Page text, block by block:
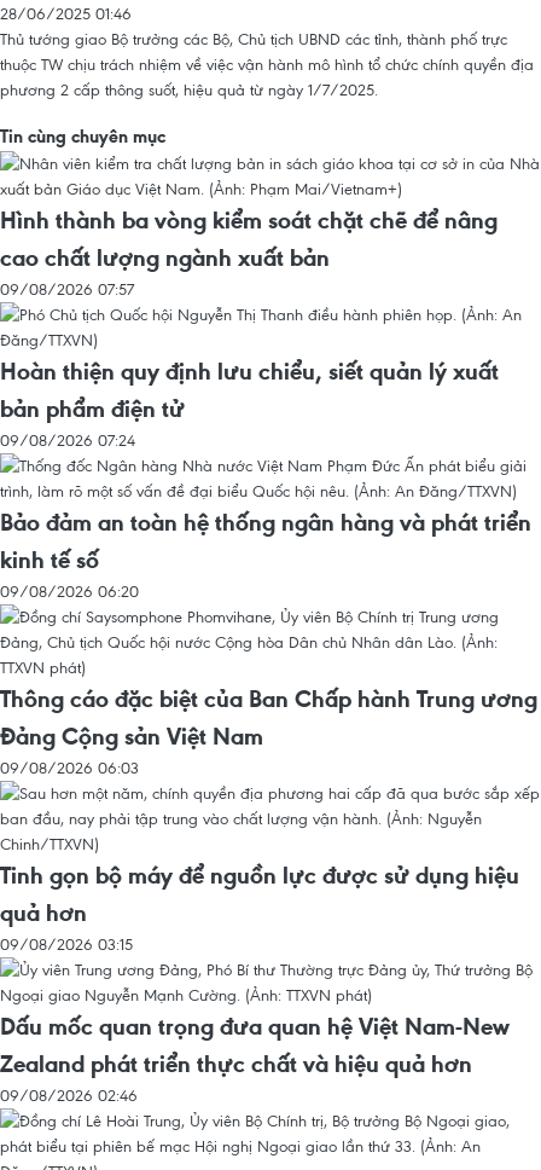
28/06/2025 01:46
Thủ tướng giao Bộ trưởng các Bộ, Chủ tịch UBND các tỉnh, thành phố trực
thuộc TW chịu trách nhiệm về việc vận hành mô hình tổ chức chính quyền địa
phương 2 cấp thông suốt, hiệu quả từ ngày 1/7/2025.
Tin cùng chuyên mục
Hình thành ba vòng kiểm soát chặt chẽ để nâng
cao chất lượng ngành xuất bản
09/08/2026 07:57
Hoàn thiện quy định lưu chiểu, siết quản lý xuất
bản phẩm điện tử
09/08/2026 07:24
Bảo đảm an toàn hệ thống ngân hàng và phát triển
kinh tế số
09/08/2026 06:20
Thông cáo đặc biệt của Ban Chấp hành Trung ương
Đảng Cộng sản Việt Nam
09/08/2026 06:03
Tinh gọn bộ máy để nguồn lực được sử dụng hiệu
quả hơn
09/08/2026 03:15
Dấu mốc quan trọng đưa quan hệ Việt Nam-New
Zealand phát triển thực chất và hiệu quả hơn
09/08/2026 02:46